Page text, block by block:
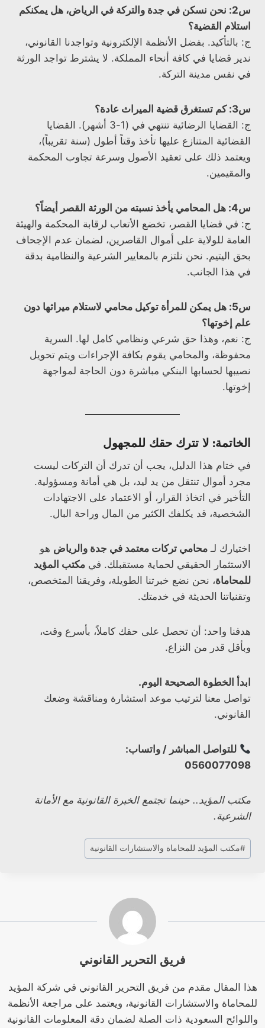
س2: نحن نسكن في جدة والتركة في الرياض، هل يمكنكم
استلام القضية؟
ج: بالتأكيد. بفضل الأنظمة الإلكترونية وتواجدنا القانوني،
ندير قضايا في كافة أنحاء المملكة. لا يشترط تواجد الورثة
في نفس مدينة التركة.
س3: كم تستغرق قضية الميراث عادة؟
ج: القضايا الرضائية تنتهي في (1-3 أشهر). القضايا
القضائية المتنازع عليها تأخذ وقتاً أطول (سنة تقريباً)،
ويعتمد ذلك على تعقيد الأصول وسرعة تجاوب المحكمة
والمقيمين.
س4: هل المحامي يأخذ نسبته من الورثة القصر أيضاً؟
ج: في قضايا القصر، تخضع الأتعاب لرقابة المحكمة والهيئة
العامة للولاية على أموال القاصرين، لضمان عدم الإجحاف
بحق اليتيم. نحن نلتزم بالمعايير الشرعية والنظامية بدقة
في هذا الجانب.
س5: هل يمكن للمرأة توكيل محامي لاستلام ميراثها دون
علم إخوتها؟
ج: نعم، وهذا حق شرعي ونظامي كامل لها. السرية
محفوظة، والمحامي يقوم بكافة الإجراءات ويتم تحويل
نصيبها لحسابها البنكي مباشرة دون الحاجة لمواجهة
إخوتها.
الخاتمة: لا تترك حقك للمجهول
في ختام هذا الدليل، يجب أن تدرك أن التركات ليست
مجرد أموال تنتقل من يد ليد، بل هي أمانة ومسؤولية.
التأخير في اتخاذ القرار، أو الاعتماد على الاجتهادات
الشخصية، قد يكلفك الكثير من المال وراحة البال.
اختيارك لـ محامي تركات معتمد في جدة والرياض هو
الاستثمار الحقيقي لحماية مستقبلك. في مكتب المؤيد
للمحاماة، نحن نضع خبرتنا الطويلة، وفريقنا المتخصص،
وتقنياتنا الحديثة في خدمتك.
هدفنا واحد: أن تحصل على حقك كاملاً، بأسرع وقت،
وبأقل قدر من النزاع.
ابدأ الخطوة الصحيحة اليوم.
تواصل معنا لترتيب موعد استشارة ومناقشة وضعك
القانوني.
للتواصل المباشر / واتساب:
0560077098
مكتب المؤيد.. حينما تجتمع الخبرة القانونية مع الأمانة
الشرعية.
وسوم
المقال:
#مكتب المؤيد للمحاماة والاستشارات القانونية
فريق التحرير القانوني
هذا المقال مقدم من فريق التحرير القانوني في شركة المؤيد
للمحاماة والاستشارات القانونية، ويعتمد على مراجعة الأنظمة
واللوائح السعودية ذات الصلة لضمان دقة المعلومات القانونية